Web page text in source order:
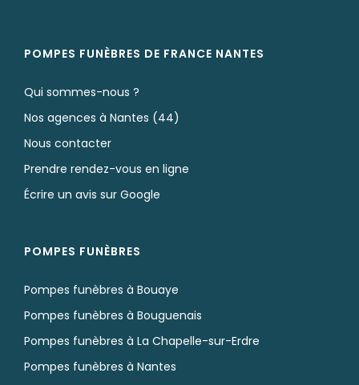
POMPES FUNÈBRES DE FRANCE NANTES
Qui sommes-nous ?
Nos agences à Nantes (44)
Nous contacter
Prendre rendez-vous en ligne
Écrire un avis sur Google
POMPES FUNÈBRES
Pompes funèbres à Bouaye
Pompes funèbres à Bouguenais
Pompes funèbres à La Chapelle-sur-Erdre
Pompes funèbres à Nantes